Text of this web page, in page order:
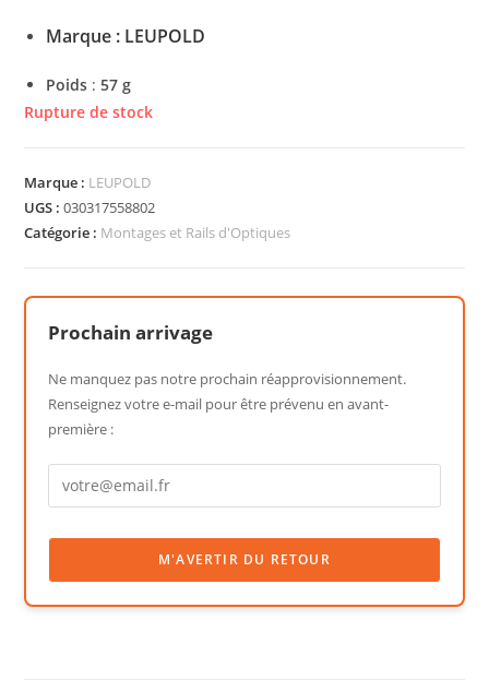
Marque : LEUPOLD
Poids :57 g
Rupture de stock
Marque : LEUPOLD
UGS :030317558802
Catégorie : Montages et Rails d'Optiques
Prochain arrivage
Ne manquez pas notre prochain réapprovisionnement.
Renseignez votre e-mail pour être prévenu en avant-
première :